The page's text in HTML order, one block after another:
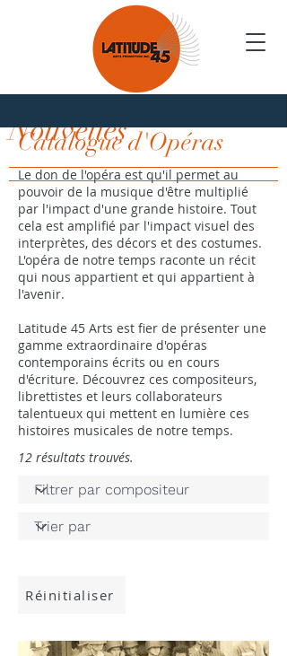
Nouvelles
Catalogue d'Opéras
Le don de l'opéra est qu'il permet au
pouvoir de la musique d'être multiplié
par l'impact d'une grande histoire. Tout
cela est amplifié par l'impact visuel des
interprètes, des décors et des costumes.
L'opéra de notre temps raconte un récit
qui nous appartient et qui appartient à
l'avenir.
Latitude 45 Arts est fier de présenter une
gamme extraordinaire d'opéras
contemporains écrits ou en cours
d'écriture. Découvrez ces compositeurs,
librettistes et leurs collaborateurs
talentueux qui mettent en lumière ces
histoires musicales de notre temps.
12 résultats trouvés.
Réinitialiser